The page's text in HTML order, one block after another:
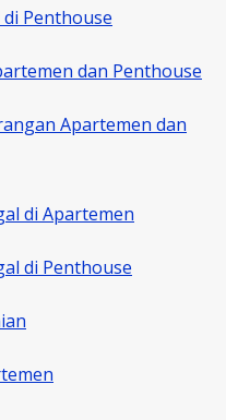
Penthouse
dan Penthouse
Apartemen dan
di Apartemen
di Penthouse